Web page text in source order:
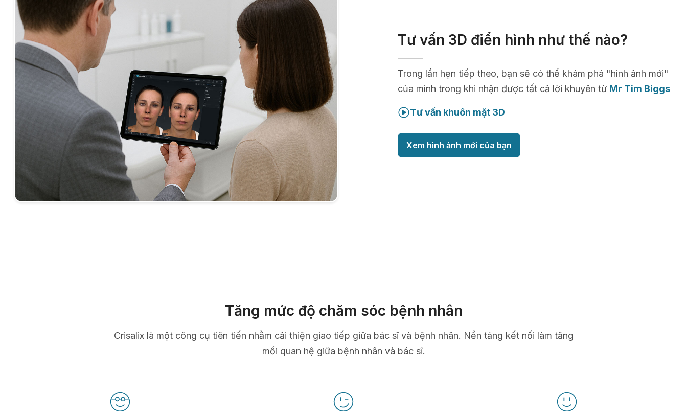
Tư vấn 3D điển hình như thế nào?
Trong lần hẹn tiếp theo, bạn sẽ có thể khám phá "hình ảnh mới"
của mình trong khi nhận được tất cả lời khuyên từ Mr Tim Biggs
Tư vấn khuôn mặt 3D
Xem hình ảnh mới của bạn
Tăng mức độ chăm sóc bệnh nhân
Crisalix là một công cụ tiên tiến nhằm cải thiện giao tiếp giữa bác sĩ và bệnh nhân. Nền tảng kết nối làm tăng
mối quan hệ giữa bệnh nhân và bác sĩ.